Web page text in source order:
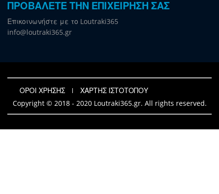
ΠΡΟΒΑΛΕΤΕ ΤΗΝ ΕΠΙΧΕΙΡΗΣΗ ΣΑΣ
Επικοινωνήστε με το Loutraki365
info@loutraki365.gr
ΟΡΟΙ ΧΡΗΣΗΣ
ΧΑΡΤΗΣ ΙΣΤΟΤΟΠΟΥ
Copyright © 2018 - 2020 Loutraki365.gr. All rights reserved.